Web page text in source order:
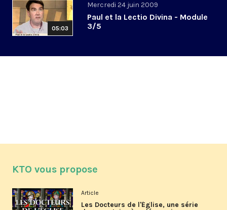
05:03
Mercredi 24 juin 2009
Paul et la Lectio Divina - Module
3/5
KTO vous propose
Article
Les Docteurs de l'Église, une série